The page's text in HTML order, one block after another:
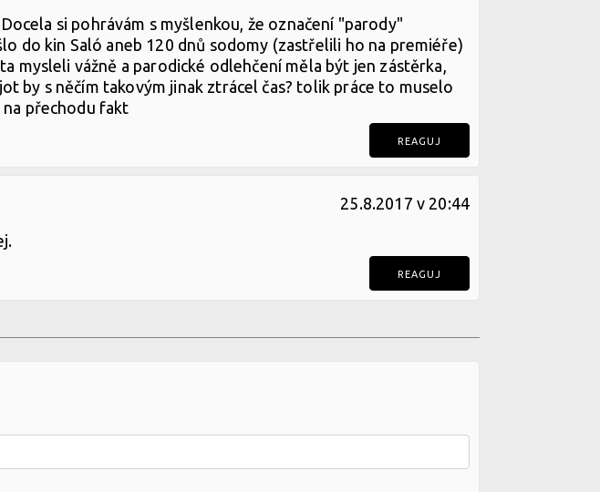
si pohrávám s myšlenkou, že označení "parody"
do kin Saló aneb 120 dnů sodomy (zastřelili ho na premiéře)
mysleli vážně a parodické odlehčení měla být jen zástěrka,
by s něčím takovým jinak ztrácel čas? tolik práce to muselo
přechodu fakt
REAGUJ
25.8.2017 v 20:44
REAGUJ